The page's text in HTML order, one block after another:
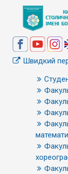
Швидкий